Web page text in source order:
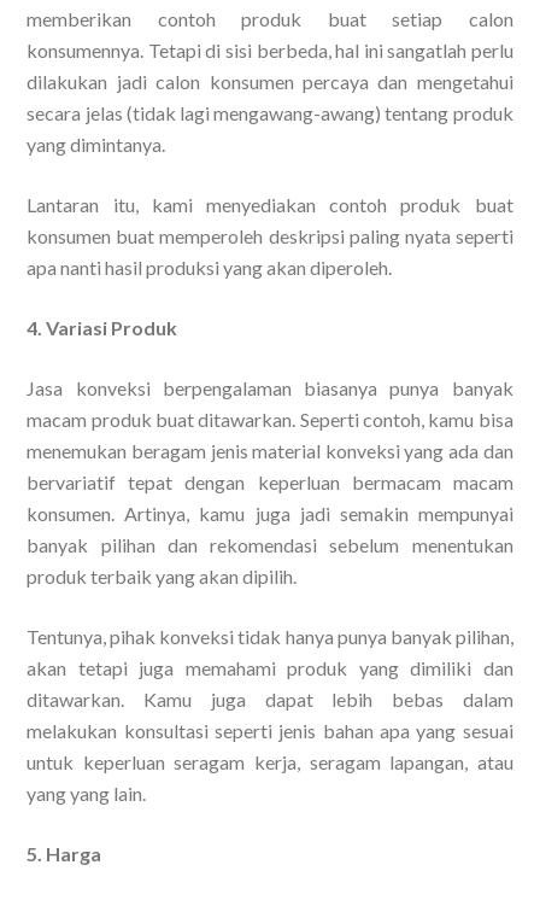
memberikan contoh produk buat setiap calon
konsumennya. Tetapi di sisi berbeda, hal ini sangatlah perlu
dilakukan jadi calon konsumen percaya dan mengetahui
secara jelas (tidak lagi mengawang-awang) tentang produk
yang dimintanya.
Lantaran itu, kami menyediakan contoh produk buat
konsumen buat memperoleh deskripsi paling nyata seperti
apa nanti hasil produksi yang akan diperoleh.
4. Variasi Produk
Jasa konveksi berpengalaman biasanya punya banyak
macam produk buat ditawarkan. Seperti contoh, kamu bisa
menemukan beragam jenis material konveksi yang ada dan
bervariatif tepat dengan keperluan bermacam macam
konsumen. Artinya, kamu juga jadi semakin mempunyai
banyak pilihan dan rekomendasi sebelum menentukan
produk terbaik yang akan dipilih.
Tentunya, pihak konveksi tidak hanya punya banyak pilihan,
akan tetapi juga memahami produk yang dimiliki dan
ditawarkan. Kamu juga dapat lebih bebas dalam
melakukan konsultasi seperti jenis bahan apa yang sesuai
untuk keperluan seragam kerja, seragam lapangan, atau
yang yang lain.
5. Harga